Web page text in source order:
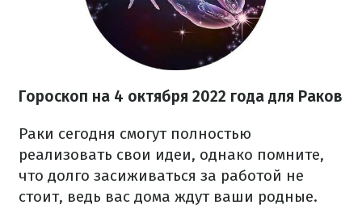
Гороскоп на 4 октября 2022 года для Раков
Раки сегодня смогут полностью
реализовать свои идеи, однако помните,
что долго засиживаться за работой не
стоит, ведь вас дома ждут ваши родные.